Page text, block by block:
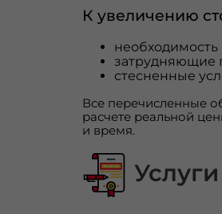
К увеличению
необходимость
затрудняющие
стесненные
Все перечисленные
расчете реальной
и время.